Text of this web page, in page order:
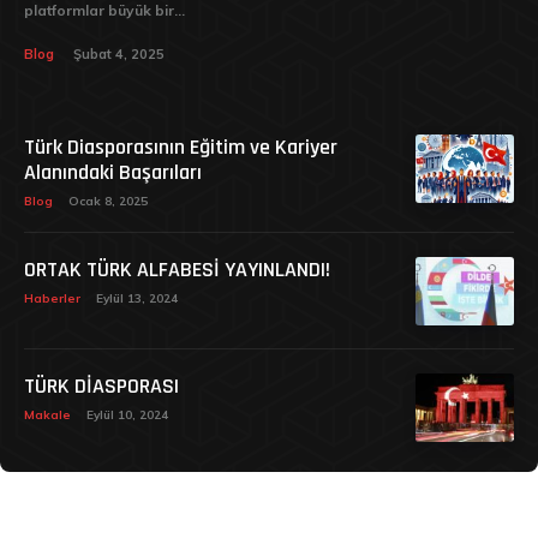
platformlar büyük bir...
Blog Şubat 4, 2025
Türk Diasporasının Eğitim ve Kariyer
Alanındaki Başarıları
Blog Ocak 8, 2025
ORTAK TÜRK ALFABESİ YAYINLANDI!
Haberler Eylül 13, 2024
TÜRK DİASPORASI
Makale Eylül 10, 2024